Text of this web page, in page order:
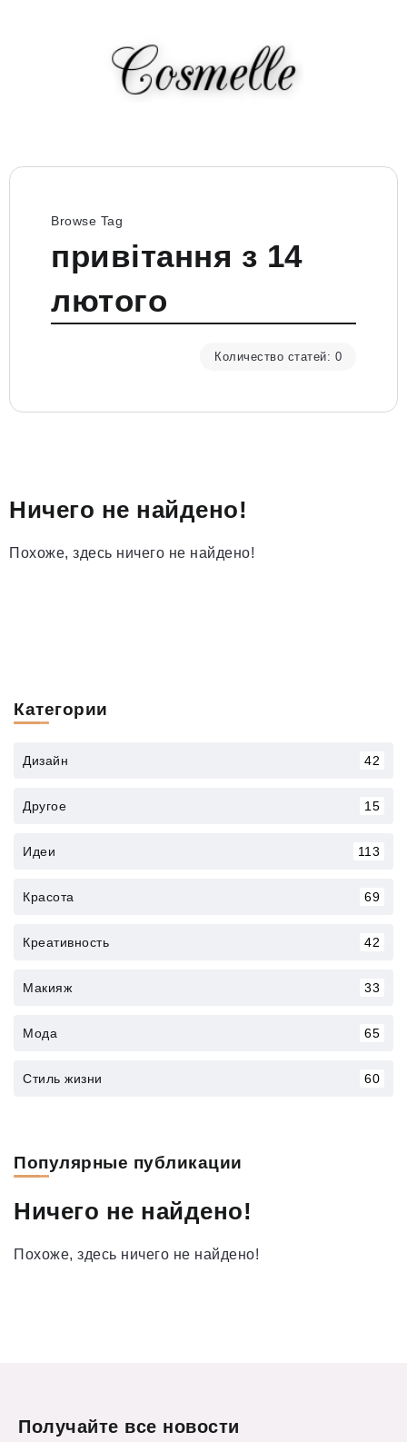
Browse Tag
привітання з 14
лютого
Количество статей: 0
Ничего не найдено!
Похоже, здесь ничего не найдено!
Категории
Дизайн 42
Другое 15
Идеи 113
Красота 69
Креативность 42
Макияж 33
Мода 65
Стиль жизни 60
Популярные публикации
Ничего не найдено!
Похоже, здесь ничего не найдено!
Получайте все новости